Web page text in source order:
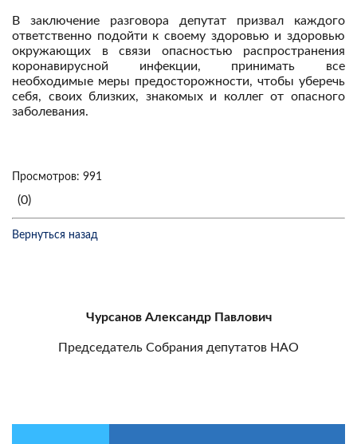
В заключение разговора депутат призвал каждого
ответственно подойти к своему здоровью и здоровью
окружающих в связи опасностью распространения
коронавирусной инфекции, принимать все
необходимые меры предосторожности, чтобы уберечь
себя, своих близких, знакомых и коллег от опасного
заболевания.
Просмотров: 991
(0)
Вернуться назад
Чурсанов Александр Павлович
Председатель Собрания депутатов НАО